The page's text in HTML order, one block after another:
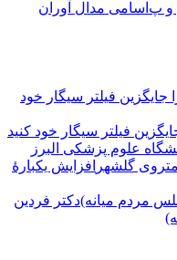
اسامی مدال آوران
فیلتر سیگار خود کنید
علوم پزشکی البرز
افزایش یکبارۀ
دكتر فردين